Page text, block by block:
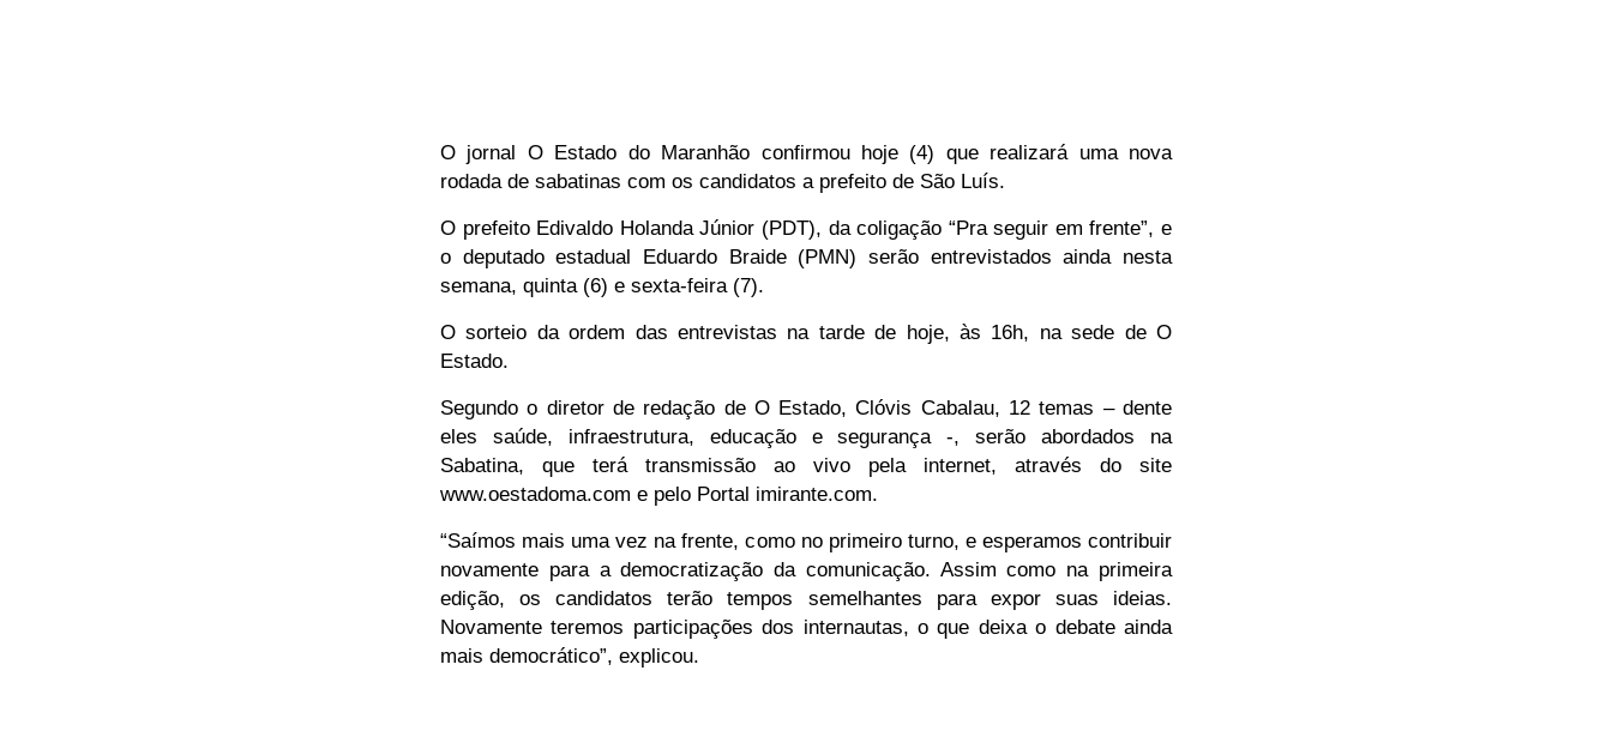
O jornal O Estado do Maranhão confirmou hoje (4) que realizará uma nova
rodada de sabatinas com os candidatos a prefeito de São Luís.
O prefeito Edivaldo Holanda Júnior (PDT), da coligação “Pra seguir em frente”, e
o deputado estadual Eduardo Braide (PMN) serão entrevistados ainda nesta
semana, quinta (6) e sexta-feira (7).
O sorteio da ordem das entrevistas na tarde de hoje, às 16h, na sede de O
Estado.
Segundo o diretor de redação de O Estado, Clóvis Cabalau, 12 temas – dente
eles saúde, infraestrutura, educação e segurança -, serão abordados na
Sabatina, que terá transmissão ao vivo pela internet, através do site
www.oestadoma.com e pelo Portal imirante.com.
“Saímos mais uma vez na frente, como no primeiro turno, e esperamos contribuir
novamente para a democratização da comunicação. Assim como na primeira
edição, os candidatos terão tempos semelhantes para expor suas ideias.
Novamente teremos participações dos internautas, o que deixa o debate ainda
mais democrático”, explicou.